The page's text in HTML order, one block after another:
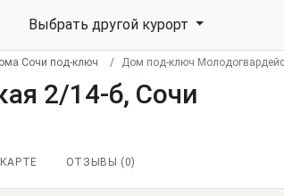
Выбрать другой курорт
Сочи под-ключ Дом под-ключ
2/14-б, Сочи
ОТЗЫВЫ ( 0)